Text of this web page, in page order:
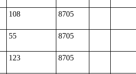
108 8705
55 8705
123 8705